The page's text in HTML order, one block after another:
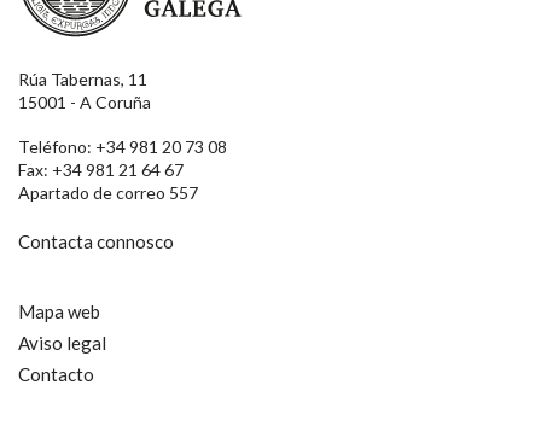
Rúa Tabernas, 11
15001 - A Coruña
Teléfono: +34 981 20 73 08
Fax: +34 981 21 64 67
Apartado de correo 557
Contacta connosco
Mapa web
Aviso legal
Contacto